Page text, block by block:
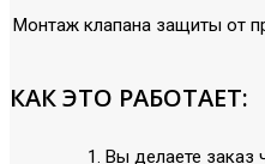
Монтаж клапана защиты от
КАК ЭТО РАБОТАЕТ:
Вы делаете заказ